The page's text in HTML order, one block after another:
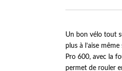
Un bon vélo tout
plus à l’aise
Pro 600, avec la
permet de rouler